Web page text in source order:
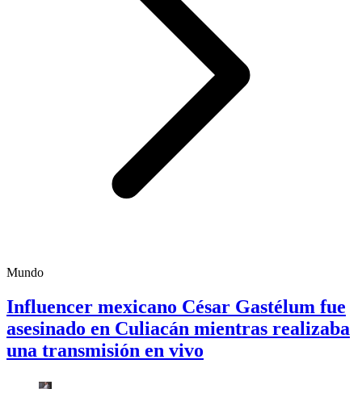
Mundo
Influencer mexicano César Gastélum fue
asesinado en Culiacán mientras realizaba
una transmisión en vivo